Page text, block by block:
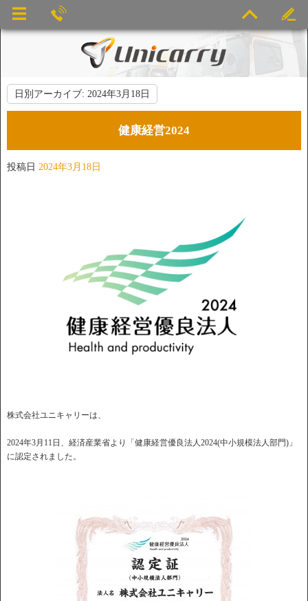
日別アーカイブ: 2024年3月18日
健康経営2024
投稿日 2024年3月18日
株式会社ユニキャリーは、
2024年3月11日、経済産業省より「健康経営優良法人2024(中小規模法人部門)」
に認定されました。